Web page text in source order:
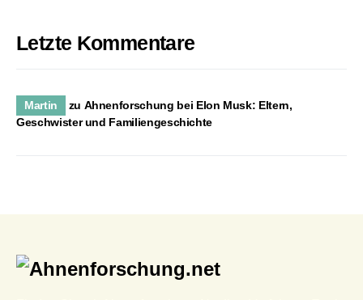
Letzte Kommentare
Martin zu Ahnenforschung bei Elon Musk: Eltern,
Geschwister und Familiengeschichte